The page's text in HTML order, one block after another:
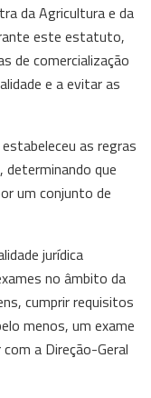
da Agricultura e da
este estatuto,
de comercialização
e a evitar as
as regras
determinando que
um conjunto de
jurídica
no âmbito da
cumprir requisitos
menos, um exame
a Direção-Geral